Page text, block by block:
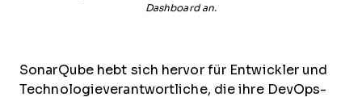
Dashboard an.
SonarQube hebt sich hervor für Entwickler und
Technologieverantwortliche, die ihre DevOps-